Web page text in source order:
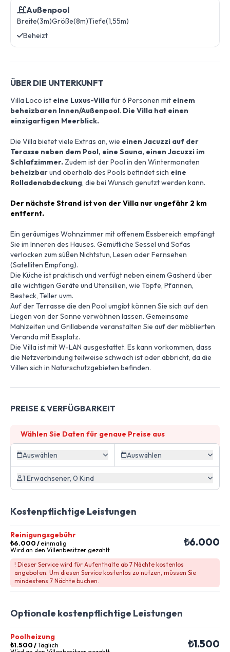
Außenpool
Breite(3m)Größe(8m)Tiefe(1,55m)
Beheizt
ÜBER DIE UNTERKUNFT
Villa Loco ist eine Luxus-Villafür 6 Personen mit einem
beheizbaren Innen/Außenpool. Die Villa hat einen
einzigartigen Meerblick.
Die Villa bietet viele Extras an, wie einen Jacuzzi auf der
Terasse neben dem Pool, eine Sauna, einen Jacuzzi im
Schlafzimmer. Zudem ist der Pool in den Wintermonaten
beheizbarund oberhalb des Pools befindet sich eine
Rolladenabdeckung, die bei Wunsch genutzt werden kann.
Der nächste Strand ist von der Villa nur ungefähr 2 km
entfernt.
Ein geräumiges Wohnzimmer mit offenem Essbereich empfängt
Sie im Inneren des Hauses. Gemütliche Sessel und Sofas
verlocken zum süßen Nichtstun, Lesen oder Fernsehen
(Satelliten Empfang).
Die Küche ist praktisch und verfügt neben einem Gasherd über
alle wichtigen Geräte und Utensilien, wie Töpfe, Pfannen,
Besteck, Teller uvm.
Auf der Terrasse die den Pool umgibt können Sie sich auf den
Liegen von der Sonne verwöhnen lassen. Gemeinsame
Mahlzeiten und Grillabende veranstalten Sie auf der möblierten
Veranda mit Essplatz.
Die Villa ist mit W-LAN ausgestattet. Es kann vorkommen, dass
die Netzverbindung teilweise schwach ist oder abbricht, da die
Villen sich in Naturschutzgebieten befinden.
PREISE & VERFÜGBARKEIT
Wählen Sie Daten für genaue Preise aus
Auswählen Auswählen
1 Erwachsener, 0 Kind
Kostenpflichtige Leistungen
Reinigungsgebühr
₺6.000/einmalig
Wird an den Villenbesitzer gezahlt
₺6.000
! Dieser Service wird für Aufenthalte ab 7 Nächte kostenlos
angeboten. Um diesen Service kostenlos zu nutzen, müssen Sie
mindestens 7 Nächte buchen.
Optionale kostenpflichtige Leistungen
Poolheizung
₺1.500/Täglich ₺1.500